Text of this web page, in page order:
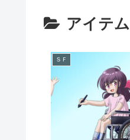
アイテム
ＳＦ